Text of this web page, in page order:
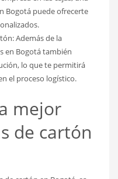
Bogotá puede ofrecerte
Además de la
en Bogotá también
lo que te permitirá
el proceso logístico.
mejor
de cartón